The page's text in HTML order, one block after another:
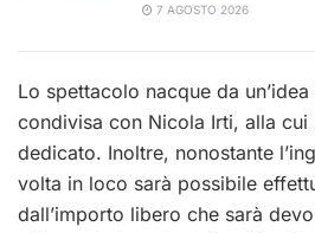
7 AGOSTO 2026
Lo spettacolo nacque da
condivisa con Nicola Irti, alla cui
dedicato. Inoltre, nonostante
volta in loco sarà possibile
dall’importo libero che sarà